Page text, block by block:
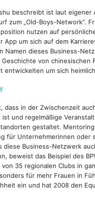
beschreibt ist laut eigener
zum „Old-Boys-Network“.
nutzen auf
App um sich auf dem
Namen dieses Business-
von chinesischen
entwickelten um sich
dass in der Zwischenzeit
und regelmäßige
gestaltet.
für Unternehmerinnen oder
diese Business-Netzwerk
beweist das Beispiel des
von 35 regionalen Clubs in
für mehr Frauen in
ein und hat 2008 den